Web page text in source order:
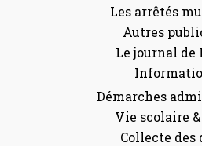
Les arrêtés
Autres
Le journal de
Démarches
Vie scolaire
Collecte des